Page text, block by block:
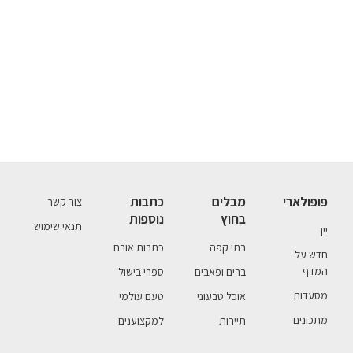
פופולארי
יין
חדש על
המדף
מסעדות
מתכונים
מבלים
בחוץ
בתי קפה
ברים ופאבים
אוכל טבעוני
תיירות
כתבות
נוספות
כתבות אורח
ספרי בישול
טעם עולמי
למקצוענים
צור קשר
תנאי שימוש